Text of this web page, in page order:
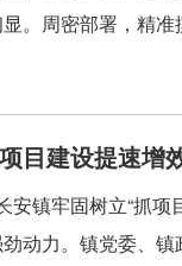
。周密部署，精
目建设提速增
镇牢固树立“抓
动力。镇党委、